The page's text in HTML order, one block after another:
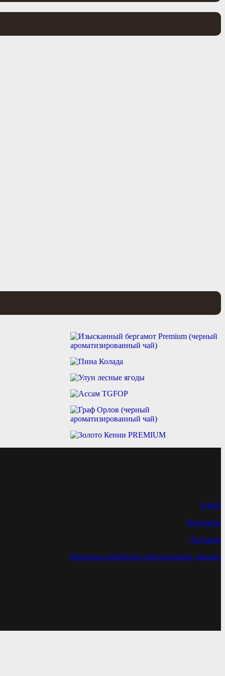
О Нас
Контакты
Доставка
Политика обработки персональных данных